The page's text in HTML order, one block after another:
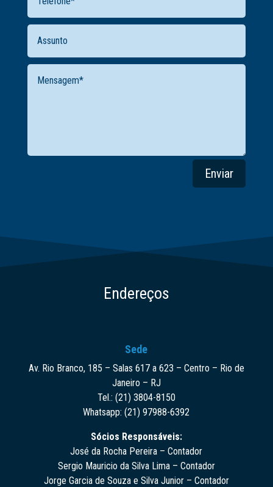
Enviar
Endereços
Sede
Av. Rio Branco, 185 – Salas 617 a 623 – Centro – Rio de
Janeiro – RJ
Tel.: (21) 3804-8150
Whatsapp: (21) 97988-6392
Sócios Responsáveis:
José da Rocha Pereira – Contador
Sergio Mauricio da Silva Lima – Contador
Jorge Garcia de Souza e Silva Junior – Contador